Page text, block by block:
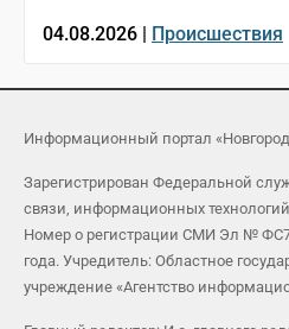
04.08.2026 | Происшествия
Информационный портал
Зарегистрирован Федеральной
связи, информационных
Номер о регистрации СМИ Эл №
года. Учредитель: Областное
учреждение «Агентство